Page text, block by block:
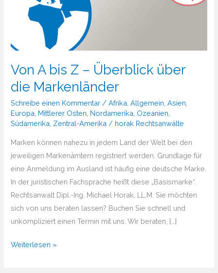
Von A bis Z – Überblick über
die Markenländer
Schreibe einen Kommentar /Afrika ,Allgemein ,Asien
Europa Mittlerer Osten Nordamerika Ozeanien
Südamerika Zentral-Amerika / horak Rechtsanwälte
Marken können nahezu in jedem Land der Welt bei den
jeweiligen Markenämtern registriert werden. Grundlage für
eine Anmeldung im Ausland ist häufig eine deutsche Marke.
In der juristischen Fachsprache heißt diese „Basismarke“.
Rechtsanwalt Dipl.-Ing. Michael Horak, LL.M. Sie möchten
sich von uns beraten lassen? Buchen Sie schnell und
unkompliziert einen Termin mit uns. Wir beraten, […]
Von
Weiterlesen »